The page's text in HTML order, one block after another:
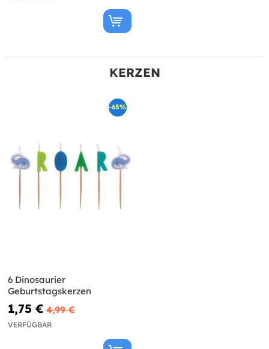
KERZEN
-65%
6 Dinosaurier
Geburtstagskerzen
1,75 € 4,99 €
VERFÜGBAR